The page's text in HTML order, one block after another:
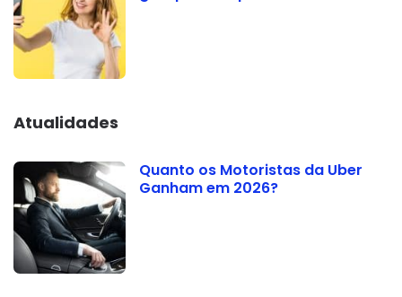
Atualidades
Quanto os Motoristas da Uber
Ganham em 2026?